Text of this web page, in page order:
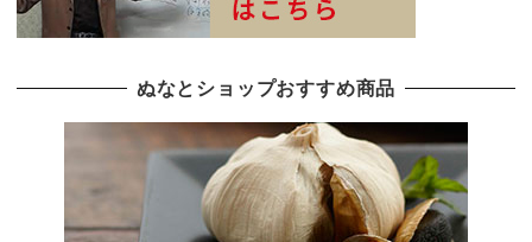
ぬなとショップおすすめ商品